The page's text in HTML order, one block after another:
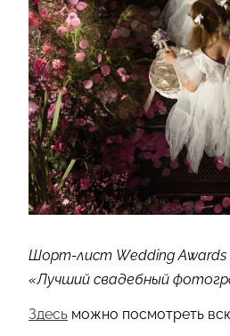
Шорт-лист Wedding Awards
«Лучший свадебный
Здесь можно посмотреть